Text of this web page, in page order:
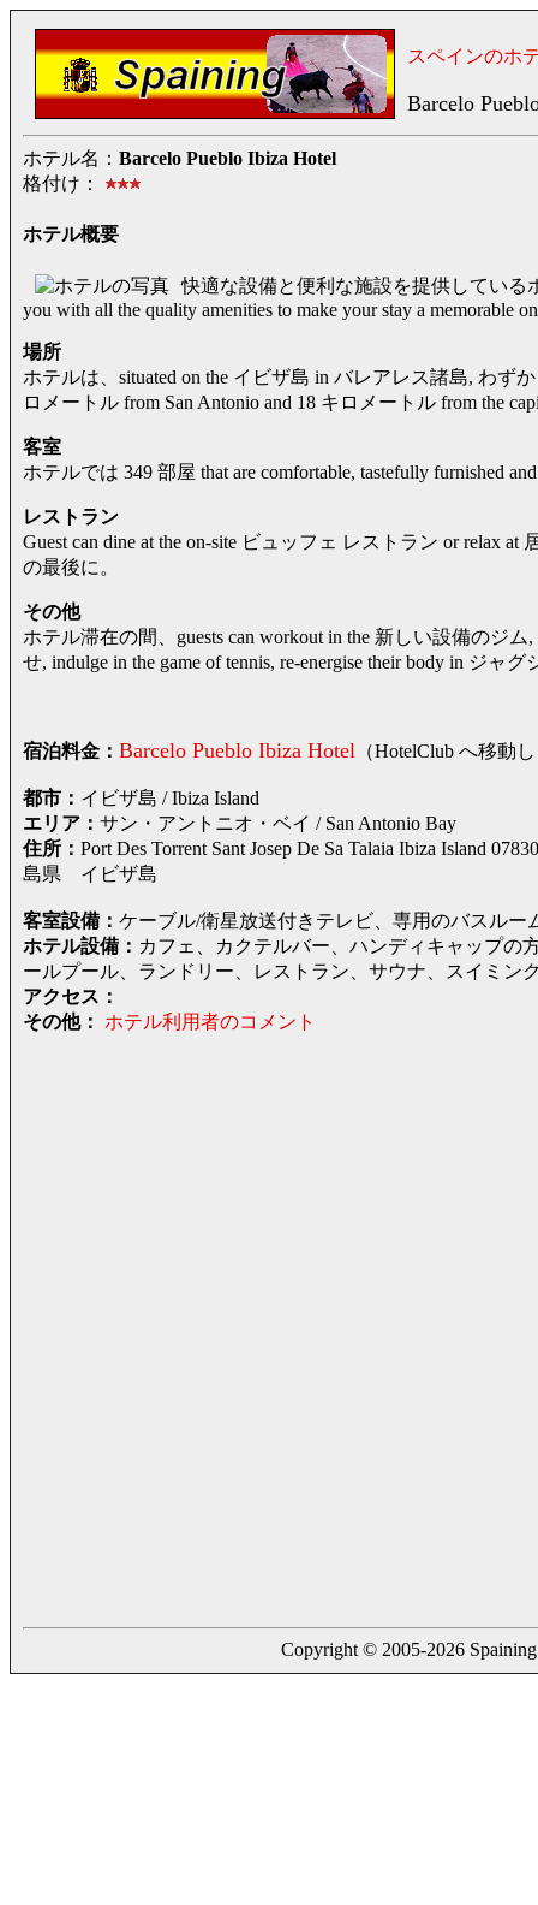
スペインのホ
Barcelo
ホテル名： Barcelo Pueblo Ibiza Hotel
格付け：
ホテル概要
快適な設備と便利な施設を提供している
you with all the quality amenities to make your stay a memorable
場所
ホテルは、situated on the イビザ島 in バレアレス諸島, わず
ロメートル from San Antonio and 18 キロメートル from the
客室
ホテルでは 349 部屋 that are comfortable, tastefully furnished
レストラン
Guest can dine at the on-site ビュッフェ レストラン or relax
の最後に。
その他
ホテル滞在の間、guests can workout in the 新しい設備のジ
せ, indulge in the game of tennis, re-energise their body in ジャグ
宿泊料金： Barcelo Pueblo Ibiza Hotel （HotelClub へ移動
都市： イビザ島 / Ibiza Island
エリア： サン・アントニオ・ベイ / San Antonio Bay
住所： Port Des Torrent Sant Josep De Sa Talaia Ibiza Island
島県 イビザ島
客室設備： ケーブル/衛星放送付きテレビ、専用のバスルー
ホテル設備： カフェ、カクテルバー、ハンディキャップの
ールプール、ランドリー、レストラン、サウナ、スイミン
アクセス：
その他：
ホテル利用者のコメント
Copyright © 2005-2026